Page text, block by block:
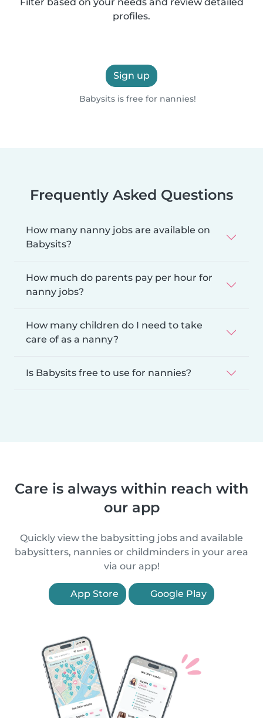
profiles.
Sign up
Babysits is free for nannies!
Frequently Asked Questions
How many nanny jobs are available on
Babysits?
How much do parents pay per hour for
nanny jobs?
How many children do I need to take
care of as a nanny?
Is Babysits free to use for nannies?
Care is always within reach with
our app
Quickly view the babysitting jobs and available
babysitters, nannies or childminders in your area
via our app!
App Store Google Play